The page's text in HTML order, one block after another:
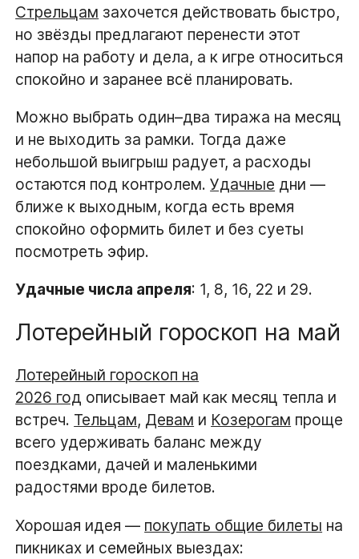
Стрельцам захочется действовать быстро,
но звёзды предлагают перенести этот
напор на работу и дела, а к игре относиться
спокойно и заранее всё планировать.
Можно выбрать один–два тиража на месяц
и не выходить за рамки. Тогда даже
небольшой выигрыш радует, а расходы
остаются под контролем.Удачные дни —
ближе к выходным, когда есть время
спокойно оформить билет и без суеты
посмотреть эфир.
Удачные числа апреля: 1, 8, 16, 22 и 29.
Лотерейный гороскоп на май
Лотерейный гороскоп на
2026 год описывает май как месяц тепла и
встреч. Тельцам, Девам и Козерогам проще
всего удерживать баланс между
поездками, дачей и маленькими
радостями вроде билетов.
Хорошая идея — покупать общие билеты на
пикниках и семейных выездах: